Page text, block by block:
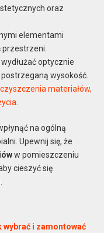
oraz
elementami
przestrzeni.
optycznie
wysokość.
czyszczenia materiałów,
na ogólną
Upewnij się, że
w pomieszczeniu
cieszyć się
wybrać i zamontować